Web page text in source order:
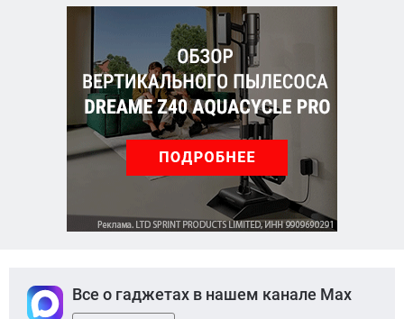
Все о гаджетах в нашем канале Max